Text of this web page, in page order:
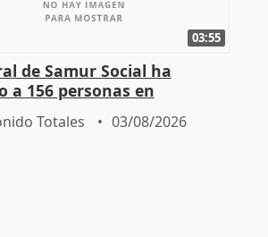
03:55
de Samur Social ha
a 156 personas en
de calle durante Campaña
Totales 03/08/2026